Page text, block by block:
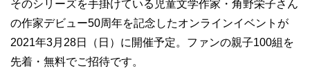
そのシリーズを手掛けている児童文学作家・角野栄子さん
の作家デビュー50周年を記念したオンラインイベントが
2021年3月28日（日）に開催予定。ファンの親子100組を
先着・無料でご招待です。